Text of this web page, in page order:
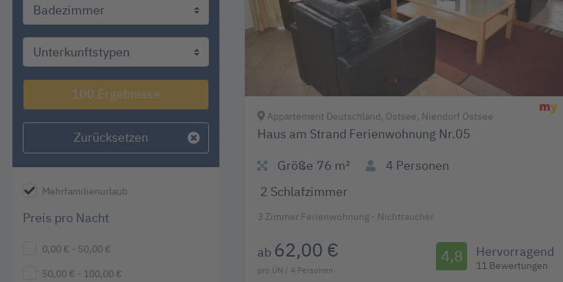
100 Ergebnisse
Zurücksetzen
Mehrfamilienurlaub
Preis pro Nacht
0,00 € - 50,00 €
50,00 € - 100,00 €
Appartement Deutschland, Ostsee, Niendorf Ostsee
Haus am Strand Ferienwohnung Nr.05
76 m²
Größe 4 Personen
2 Schlafzimmer
3 Zimmer Ferienwohnung - Nichtraucher
ab 62,00 €
pro ÜN / 4 Personen
Hervorragend
4,8 11 Bewertungen